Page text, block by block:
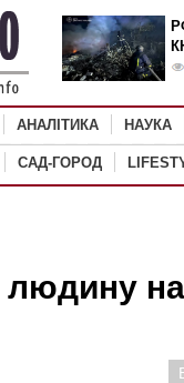
АНАЛІТИКА НАУКА
САД-ГОРОД
людину на